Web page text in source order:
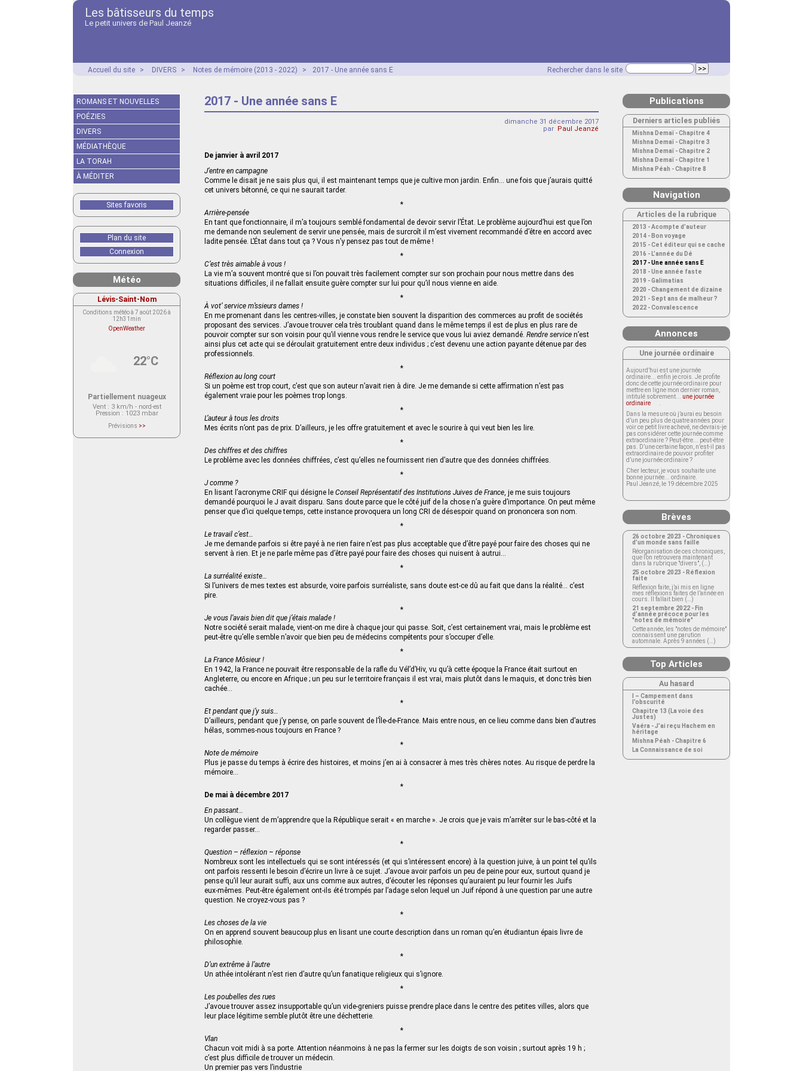
Les bâtisseurs du temps
Le petit univers de Paul Jeanzé
Rechercher dans le site
Accueil du site > DIVERS > Notes de mémoire (2013 - 2022) > 2017 - Une année sans E
2017 - Une année sans E
dimanche 31 décembre 2017
par Paul Jeanzé
De janvier à avril 2017
J’entre en campagne
Comme le disait je ne sais plus qui, il est maintenant temps que je cultive mon jardin. Enfin… une fois que j’aurais quitté
cet univers bétonné, ce qui ne saurait tarder.
*
Arrière-pensée
En tant que fonctionnaire, il m’a toujours semblé fondamental de devoir servir l’État. Le problème aujourd’hui est que l’on
me demande non seulement de servir une pensée, mais de surcroît il m’est vivement recommandé d’être en accord avec
ladite pensée. L’État dans tout ça ? Vous n’y pensez pas tout de même !
*
C’est très aimable à vous !
La vie m’a souvent montré que si l’on pouvait très facilement compter sur son prochain pour nous mettre dans des
situations difficiles, il ne fallait ensuite guère compter sur lui pour qu’il nous vienne en aide.
*
À vot’ service m’ssieurs dames !
En me promenant dans les centres-villes, je constate bien souvent la disparition des commerces au profit de sociétés
proposant des services. J’avoue trouver cela très troublant quand dans le même temps il est de plus en plus rare de
pouvoir compter sur son voisin pour qu’il vienne vous rendre le service que vous lui aviez demandé. Rendre service n’est
ainsi plus cet acte qui se déroulait gratuitement entre deux individus ; c’est devenu une action payante détenue par des
professionnels.
*
Réflexion au long court
Si un poème est trop court, c’est que son auteur n’avait rien à dire. Je me demande si cette affirmation n’est pas
également vraie pour les poèmes trop longs.
*
L’auteur à tous les droits
Mes écrits n’ont pas de prix. D’ailleurs, je les offre gratuitement et avec le sourire à qui veut bien les lire.
*
Des chiffres et des chiffres
Le problème avec les données chiffrées, c’est qu’elles ne fournissent rien d’autre que des données chiffrées.
*
J comme ?
En lisant l’acronyme CRIF qui désigne le Conseil Représentatif des Institutions Juives de France, je me suis toujours
demandé pourquoi le J avait disparu. Sans doute parce que le côté juif de la chose n’a guère d’importance. On peut même
penser que d’ici quelque temps, cette instance provoquera un long CRI de désespoir quand on prononcera son nom.
*
Le travail c’est…
Je me demande parfois si être payé à ne rien faire n’est pas plus acceptable que d’être payé pour faire des choses qui ne
servent à rien. Et je ne parle même pas d’être payé pour faire des choses qui nuisent à autrui…
*
La surréalité existe…
Si l’univers de mes textes est absurde, voire parfois surréaliste, sans doute est-ce dû au fait que dans la réalité… c’est
pire.
*
Je vous l’avais bien dit que j’étais malade !
Notre société serait malade, vient-on me dire à chaque jour qui passe. Soit, c’est certainement vrai, mais le problème est
peut-être qu’elle semble n’avoir que bien peu de médecins compétents pour s’occuper d’elle.
*
La France Môsieur !
En 1942, la France ne pouvait être responsable de la rafle du Vél’d’Hiv, vu qu’à cette époque la France était surtout en
Angleterre, ou encore en Afrique ; un peu sur le territoire français il est vrai, mais plutôt dans le maquis, et donc très bien
cachée…
*
Et pendant que j’y suis…
D’ailleurs, pendant que j’y pense, on parle souvent de l’Île-de-France. Mais entre nous, en ce lieu comme dans bien d’autres
hélas, sommes‑nous toujours en France ?
*
Note de mémoire
Plus je passe du temps à écrire des histoires, et moins j’en ai à consacrer à mes très chères notes. Au risque de perdre la
mémoire…
*
De mai à décembre 2017
En passant…
Un collègue vient de m’apprendre que la République serait « en marche ». Je crois que je vais m’arrêter sur le bas-côté et la
regarder passer…
*
Question – réflexion – réponse
Nombreux sont les intellectuels qui se sont intéressés (et qui s’intéressent encore) à la question juive, à un point tel qu’ils
ont parfois ressenti le besoin d’écrire un livre à ce sujet. J’avoue avoir parfois un peu de peine pour eux, surtout quand je
pense qu’il leur aurait suffi, aux uns comme aux autres, d’écouter les réponses qu’auraient pu leur fournir les Juifs
eux‑mêmes. Peut-être également ont-ils été trompés par l’adage selon lequel un Juif répond à une question par une autre
question. Ne croyez-vous pas ?
*
Les choses de la vie
On en apprend souvent beaucoup plus en lisant une courte description dans un roman qu’en étudiantun épais livre de
philosophie.
*
D’un extrême à l’autre
Un athée intolérant n’est rien d’autre qu’un fanatique religieux qui s’ignore.
*
Les poubelles des rues
J’avoue trouver assez insupportable qu’un vide-greniers puisse prendre place dans le centre des petites villes, alors que
leur place légitime semble plutôt être une déchetterie.
*
Vlan
Chacun voit midi à sa porte. Attention néanmoins à ne pas la fermer sur les doigts de son voisin ; surtout après 19 h ;
c’est plus difficile de trouver un médecin.
Un premier pas vers l’industrie
ROMANS ET NOUVELLES
POÉZIES
DIVERS
MÉDIATHÈQUE
LA TORAH
À MÉDITER
Sites favoris
Plan du site
Connexion
Météo
Lévis-Saint-Nom
Conditions météo à 7 août 2026 à
12h31min
OpenWeather
22°C
Partiellement nuageux
Vent: 3 km/h - nord-est
Pression : 1023 mbar
Prévisions >>
actuellement aucune prévision
Publications
Derniers articles publiés
Mishna Demaï - Chapitre 4
Mishna Demaï - Chapitre 3
Mishna Demaï - Chapitre 2
Mishna Demaï - Chapitre 1
Mishna Péah - Chapitre 8
Navigation
Articles de la rubrique
2013 - Acompte d’auteur
2014 - Bon voyage
2015 - Cet éditeur qui se cache
2016 - L’année du Dé
2017 - Une année sans E
2018 - Une année faste
2019 - Galimatias
2020 - Changement de dizaine
2021 - Sept ans de malheur ?
2022 - Convalescence
Annonces
Une journée ordinaire
Aujourd’hui est une journée
ordinaire... enfin je crois. Je profite
donc de cette journée ordinaire pour
mettre en ligne mon dernier roman,
intitulé sobrement... une journée
ordinaire
Dans la mesure où j’aurai eu besoin
d’un peu plus de quatre années pour
voir ce petit livre achevé, ne devrais-je
pas considérer cette journée comme
extraordinaire ? Peut-être... peut-être
pas. D’une certaine façon, n’est-il pas
extraordinaire de pouvoir profiter
d’une journée ordinaire ?
Cher lecteur, je vous souhaite une
bonne journée... ordinaire.
Paul Jeanzé, le 19 décembre 2025
Brèves
26 octobre 2023 - Chroniques
d’un monde sans faille
Réorganisation de ces chroniques,
que l’on retrouvera maintenant
dans la rubrique "divers", (…)
25 octobre 2023 - Réflexion
faite
Réflexion faite, j’ai mis en ligne
mes réflexions faites de l’année en
cours. Il fallait bien (…)
21 septembre 2022 - Fin
d’année précoce pour les
"notes de mémoire"
Cette année, les "notes de mémoire"
connaissent une parution
automnale. Après 9 années (…)
Top Articles
Au hasard
I – Campement dans
l’obscurité
Chapitre 13 (La voie des
Justes)
Vaéra - J’ai reçu Hachem en
héritage
Mishna Péah - Chapitre 6
La Connaissance de soi